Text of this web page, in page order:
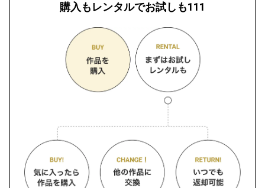
購入もレンタルでお試しも111